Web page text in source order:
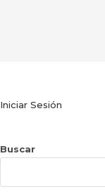
Iniciar Sesión
Buscar